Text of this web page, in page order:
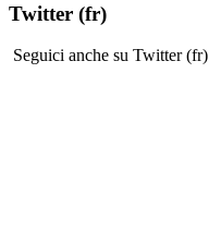
Twitter (fr)
Seguici anche su Twitter (fr)